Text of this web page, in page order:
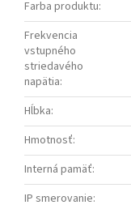
Farba produktu:
Frekvencia
vstupného
striedavého
napätia:
Hĺbka:
Hmotnosť:
Interná pamäť:
IP smerovanie: